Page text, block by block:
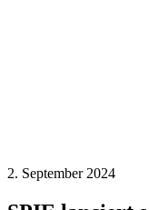
2. September 2024